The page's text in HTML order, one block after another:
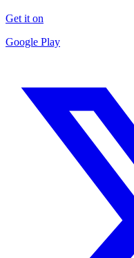
Get it on
Google Play